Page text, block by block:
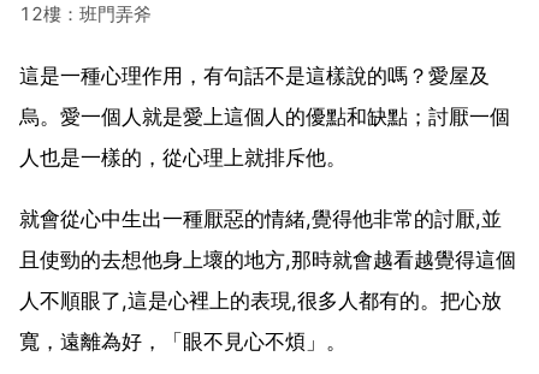
12樓：班門弄斧
這是一種心理作用，有句話不是這樣說的嗎？愛屋及
烏。愛一個人就是愛上這個人的優點和缺點；討厭一個
人也是一樣的，從心理上就排斥他。
就會從心中生出一種厭惡的情緒,覺得他非常的討厭,並
且使勁的去想他身上壞的地方,那時就會越看越覺得這個
人不順眼了,這是心裡上的表現,很多人都有的。把心放
寬，遠離為好，「眼不見心不煩」。